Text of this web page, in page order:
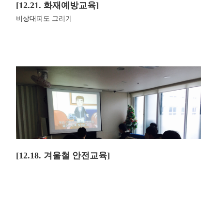
[12.21. 화재예방교육]
비상대피도 그리기
[12.18. 겨울철 안전교육]